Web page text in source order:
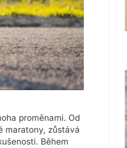
proměnami. Od
maratony, zůstává
Během